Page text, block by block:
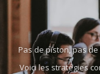
Pas de piston, pas
Voici les stratégies